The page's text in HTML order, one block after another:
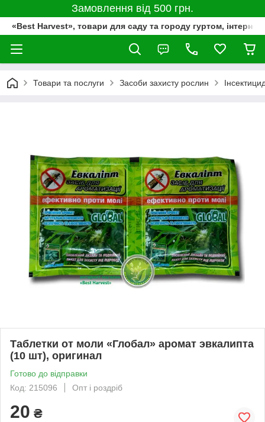
Замовлення від 500 грн.
«Best Harvest», товари для саду та городу гуртом,
Товари та послуги Засоби захисту рослин
Таблетки от моли «Глобал» аромат эвкалипта
(10 шт), оригинал
Готово до відправки
Код: 215096
Опт і роздріб
20 ₴